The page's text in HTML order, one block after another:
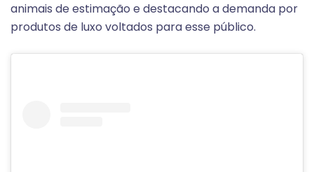
animais de estimação e destacando a demanda por
produtos de luxo voltados para esse público.